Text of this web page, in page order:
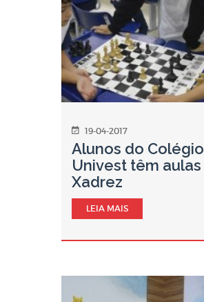
19-04-2017
Alunos do Colégio
Univest têm
Xadrez
LEIA MAIS